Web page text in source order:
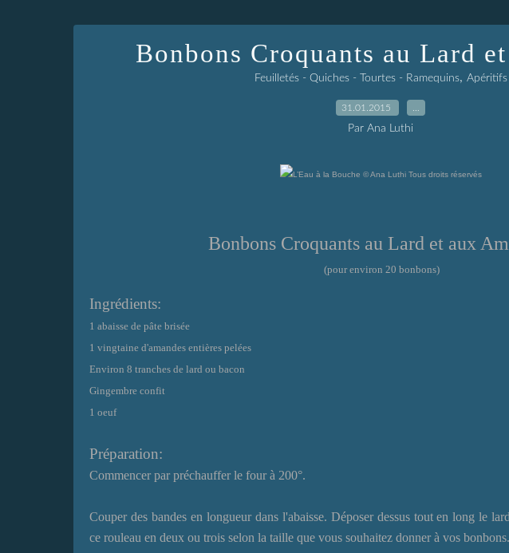
Bonbons Croquants au Lard
Feuilletés - Quiches - Tourtes - Ramequins, Apéritifs
31.01.2015
Par Ana Luthi
Bonbons Croquants au Lard et aux
(pour environ 20 bonbons)
Ingrédients:
1 abaisse de pâte brisée
1 vingtaine d'amandes entières pelées
Environ 8 tranches de lard ou bacon
Gingembre confit
1 oeuf
Préparation:
Commencer par préchauffer le four à 200°.
Couper des bandes en longueur dans l'abaisse. Déposer dessus tout en long le
ce rouleau en deux ou trois selon la taille que vous souhaitez donner à vos bonbons.